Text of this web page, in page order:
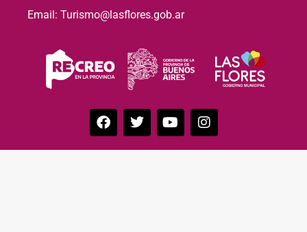
Email: Turismo@lasflores.gob.ar